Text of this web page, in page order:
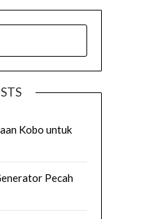
Kobo untuk
Pecah